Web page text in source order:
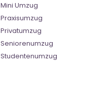
Mini Umzug
Praxisumzug
Privatumzug
Seniorenumzug
Studentenumzug